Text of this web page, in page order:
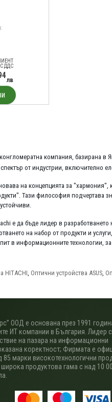
С ДДС
лв
компания, базирана в
от индустрии, включително
на концепцията за
Тази философия подчертава
е да бъде лидер в
на набор от продукти и
в информационните технологии,
HITACHI, Оптични устройства ASUS,
ООД е основана през 1991
ИТ компании в България. Лидер
на пазара на информационни
коректност; Фирмата е
85 марки високотехнологични
широка продуктова гама с над 10